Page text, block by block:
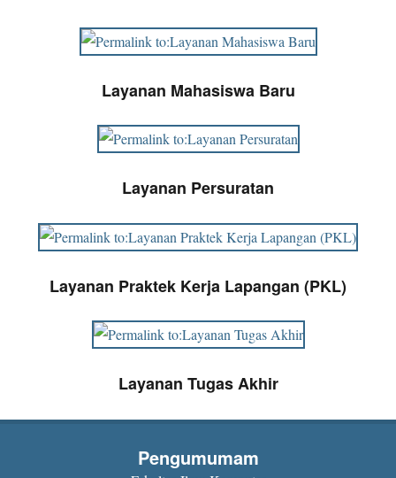
Layanan Mahasiswa Baru
Layanan Persuratan
Layanan Praktek Kerja Lapangan (PKL)
Layanan Tugas Akhir
Pengumumam